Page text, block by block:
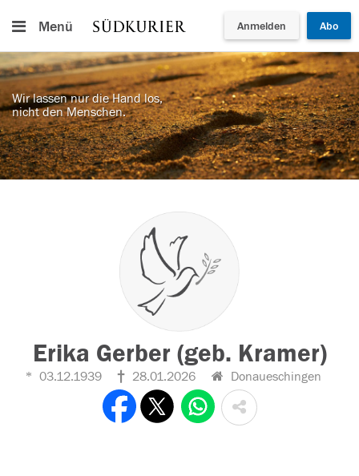
Menü Anmelden Abo
Wir lassen nur die Hand los,
nicht den Menschen.
Erika Gerber (geb. Kramer)
03.12.1939 28.01.2026 Donaueschingen